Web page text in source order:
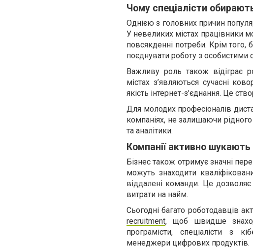
Чому спеціалісти
Однією з головних причин
У невеликих містах працівники
повсякденні потреби. Крім
поєднувати роботу з особистими
Важливу роль також відіграє
містах з’являються сучасні
якість інтернет-з’єднання. Це
Для молодих професіоналів
компаніях, не залишаючи
та аналітики.
Компанії активно
Бізнес також отримує значні
можуть знаходити
віддалені команди. Це
витрати на найм.
Сьогодні багато роботодавців
recruitment, щоб швидше
програмісти, спеціалісти з
менеджери цифрових продуктів.